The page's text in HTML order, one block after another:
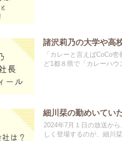
諸沢莉乃の大学や高
「カレーと言えばCoCo
ど1都８県で「カレーハウ
細川栞の勤めいてい
2024年7月１日の放送か
しく登場するのが、細川